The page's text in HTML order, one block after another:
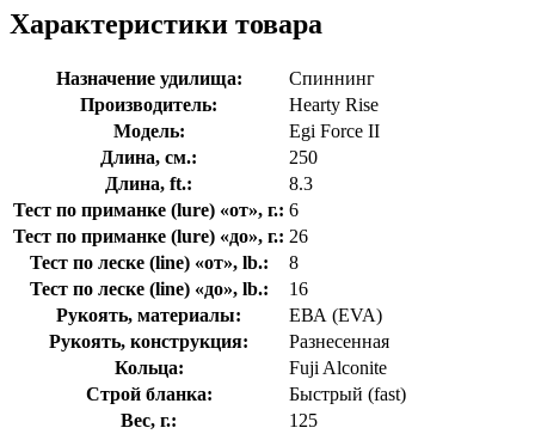
Характеристики товара
Назначение удилища:
Спиннинг
Производитель:
Hearty Rise
Модель:
Egi Force II
Длина, см.:
250
Длина, ft.:
8.3
Тест по приманке (lure) «от», г.: 6
Тест по приманке (lure) «до», г.: 26
Тест по леске (line) «от», lb.:
8
Тест по леске (line) «до», lb.:
16
Рукоять, материалы:
ЕВА (EVA)
Рукоять, конструкция:
Разнесенная
Кольца:
Fuji Alconite
Строй бланка:
Быстрый (fast)
Вес, г.:
125